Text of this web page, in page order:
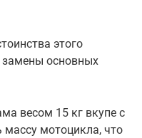
этого
замены основных
весом 15 кг вкупе с
мотоцикла, что